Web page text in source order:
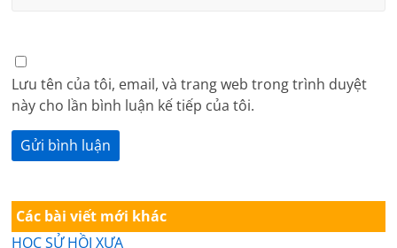
Lưu tên của tôi, email, và trang web trong trình duyệt
này cho lần bình luận kế tiếp của tôi.
Các bài viết mới khác
HỌC SỬ HỒI XƯA